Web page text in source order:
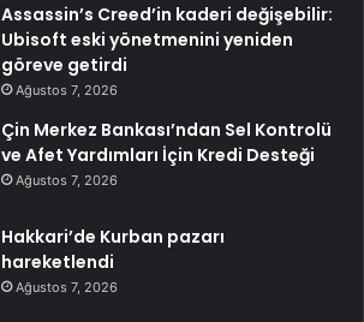
Assassin’s Creed’in kaderi değişebilir:
Ubisoft eski yönetmenini yeniden
göreve getirdi
Ağustos 7, 2026
Çin Merkez Bankası’ndan Sel Kontrolü
ve Afet Yardımları İçin Kredi Desteği
Ağustos 7, 2026
Hakkari’de Kurban pazarı
hareketlendi
Ağustos 7, 2026